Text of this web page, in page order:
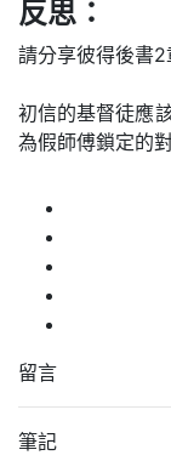
反思：
請分享彼得後書2
初信的基督徒應
為假師傅鎖定的
留言
筆記